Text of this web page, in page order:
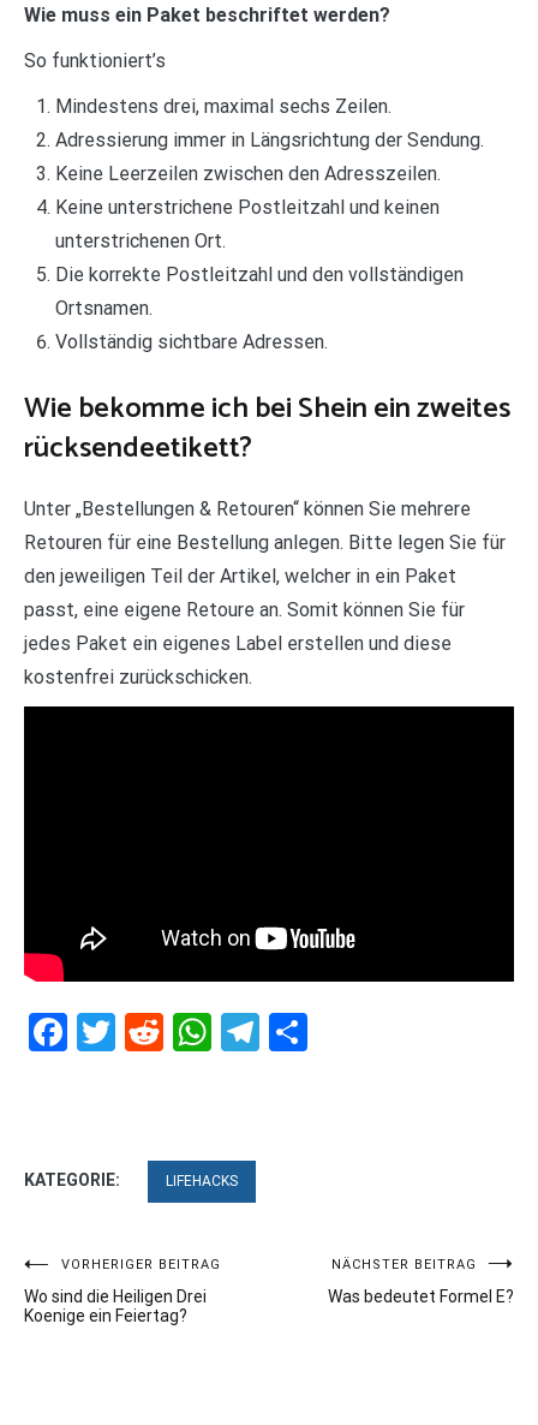
Wie muss ein Paket beschriftet werden?
So funktioniert’s
Mindestens drei, maximal sechs Zeilen.
Adressierung immer in Längsrichtung der Sendung.
Keine Leerzeilen zwischen den Adresszeilen.
Keine unterstrichene Postleitzahl und keinen
unterstrichenen Ort.
Die korrekte Postleitzahl und den vollständigen
Ortsnamen.
Vollständig sichtbare Adressen.
Wie bekomme ich bei Shein ein zweites
rücksendeetikett?
Unter „Bestellungen & Retouren“ können Sie mehrere
Retouren für eine Bestellung anlegen. Bitte legen Sie für
den jeweiligen Teil der Artikel, welcher in ein Paket
passt, eine eigene Retoure an. Somit können Sie für
jedes Paket ein eigenes Label erstellen und diese
kostenfrei zurückschicken.
Facebook
Twitter
RedditWhatsApp
Telegram
KATEGORIE: LIFEHACKS
Beitragsnavigation
VORHERIGER BEITRAG
Wo sind die Heiligen Drei
Koenige ein Feiertag?
NÄCHSTER BEITRAG
Was bedeutet Formel E?